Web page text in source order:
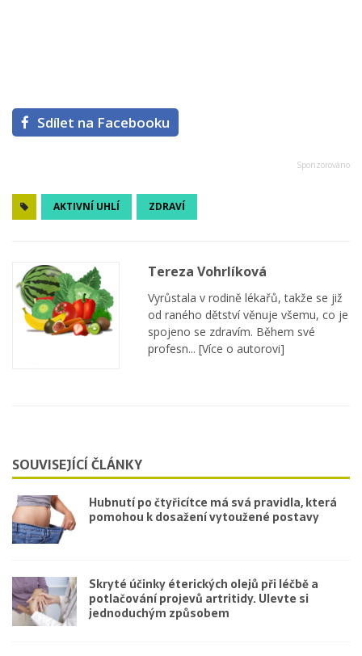
Sdílet na Facebooku
AKTIVNÍ UHLÍ ZDRAVÍ
Tereza Vohrlíková
Vyrůstala v rodině lékařů, takže se již
od raného dětství věnuje všemu, co je
spojeno se zdravím. Během své
profesn... [Více o autorovi]
SOUVISEJÍCÍ ČLÁNKY
Hubnutí po čtyřicítce má svá pravidla, která
pomohou k dosažení vytoužené postavy
Skryté účinky éterických olejů při léčbě a
potlačování projevů artritidy. Ulevte si
jednoduchým způsobem